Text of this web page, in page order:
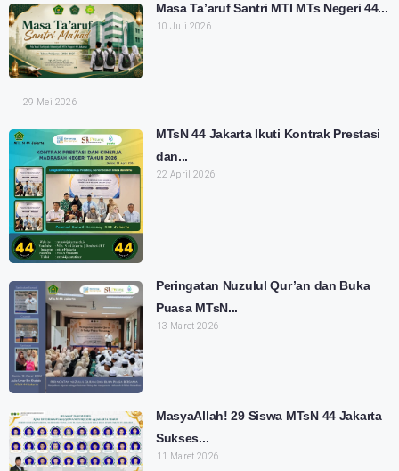
Masa Ta’aruf Santri MTI MTs Negeri 44...
10 Juli 2026
29 Mei 2026
MTsN 44 Jakarta Ikuti Kontrak Prestasi
dan...
22 April 2026
Peringatan Nuzulul Qur’an dan Buka
Puasa MTsN...
13 Maret 2026
MasyaAllah! 29 Siswa MTsN 44 Jakarta
Sukses...
11 Maret 2026